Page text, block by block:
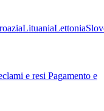
LituaniaLettonia
e resi Pagamento e